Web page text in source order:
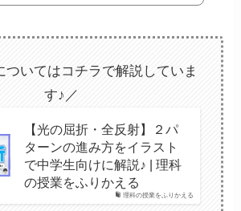
ついてはコチラで解説していま
す♪／
理科の授業をふりかえる
【光の屈折・全反射】２パ
ターンの進み方をイラスト
で中学生向けに解説♪ | 理科
の授業をふりかえる